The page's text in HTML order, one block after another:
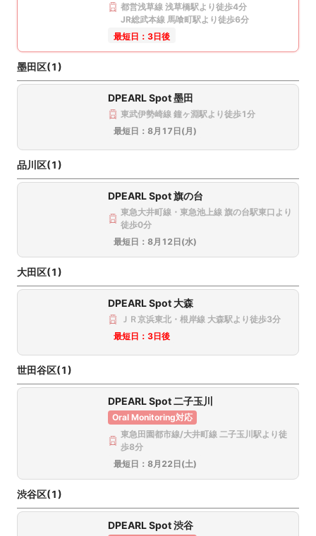
東京都港区芝3-17-12 第2Mビル 1F
都営浅草線 浅草橋駅より徒歩4分
JR総武本線 馬喰町駅より徒歩6分
最短日： 3日後
墨田区(1)
DPEARL Spot 墨田
東武伊勢崎線 鐘ヶ淵駅より徒歩1分
最短日： 8月17日(月)
東京都墨田区墨田４丁目１−２
品川区(1)
DPEARL Spot 旗の台
東急大井町線・東急池上線 旗の台駅東口より
徒歩0分
最短日： 8月12日(水)
東京都品川区旗の台２丁目７−２
このクリニックを選択
大田区(1)
DPEARL Spot 大森
ＪＲ京浜東北・根岸線 大森駅より徒歩3分
最短日： 3日後
世田谷区(1)
DPEARL Spot 二子玉川
Oral Monitoring対応
東急田園都市線/大井町線 二子玉川駅より徒
歩8分
最短日： 8月22日(土)
渋谷区(1)
DPEARL Spot 渋谷